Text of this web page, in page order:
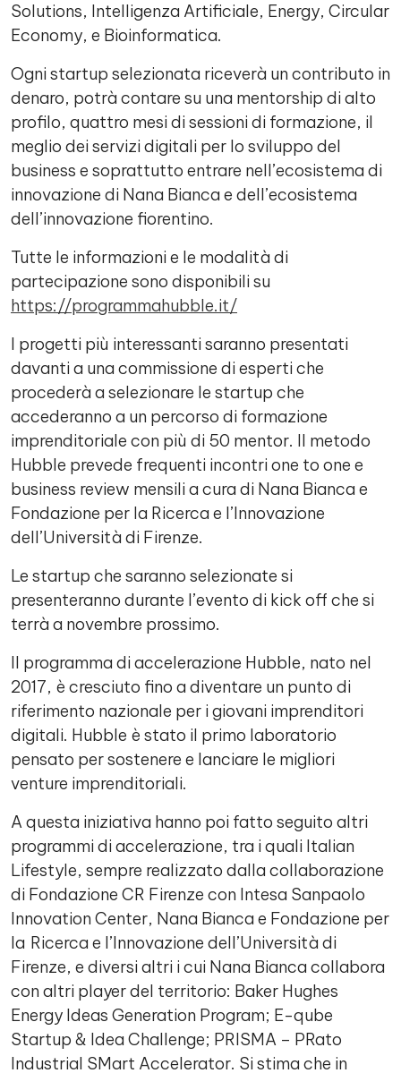
Solutions, Intelligenza Artificiale, Energy, Circular
Economy, e Bioinformatica.
Ogni startup selezionata riceverà un contributo in
denaro, potrà contare su una mentorship di alto
profilo, quattro mesi di sessioni di formazione, il
meglio dei servizi digitali per lo sviluppo del
business e soprattutto entrare nell’ecosistema di
innovazione di Nana Bianca e dell’ecosistema
dell’innovazione fiorentino.
Tutte le informazioni e le modalità di
partecipazione sono disponibili su
https://programmahubble.it/
I progetti più interessanti saranno presentati
davanti a una commissione di esperti che
procederà a selezionare le startup che
accederanno a un percorso di formazione
imprenditoriale con più di 50 mentor. Il metodo
Hubble prevede frequenti incontri one to one e
business review mensili a cura di Nana Bianca e
Fondazione per la Ricerca e l’Innovazione
dell’Università di Firenze.
Le startup che saranno selezionate si
presenteranno durante l’evento di kick off che si
terrà a novembre prossimo.
Il programma di accelerazione Hubble, nato nel
2017, è cresciuto fino a diventare un punto di
riferimento nazionale per i giovani imprenditori
digitali. Hubble è stato il primo laboratorio
pensato per sostenere e lanciare le migliori
venture imprenditoriali.
A questa iniziativa hanno poi fatto seguito altri
programmi di accelerazione, tra i quali Italian
Lifestyle, sempre realizzato dalla collaborazione
di Fondazione CR Firenze con Intesa Sanpaolo
Innovation Center, Nana Bianca e Fondazione per
la Ricerca e l’Innovazione dell’Università di
Firenze, e diversi altri i cui Nana Bianca collabora
con altri player del territorio: Baker Hughes
Energy Ideas Generation Program; E-qube
Startup & Idea Challenge; PRISMA – PRato
Industrial SMart Accelerator. Si stima che in